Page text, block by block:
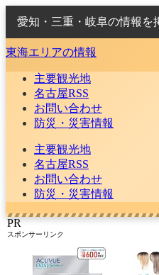
愛知・三重・岐阜の情報を
東海エリアの情報
主要観光地
名古屋RSS
お問い合わせ
防災・災害情報
主要観光地
名古屋RSS
お問い合わせ
防災・災害情報
PR
スポンサーリンク